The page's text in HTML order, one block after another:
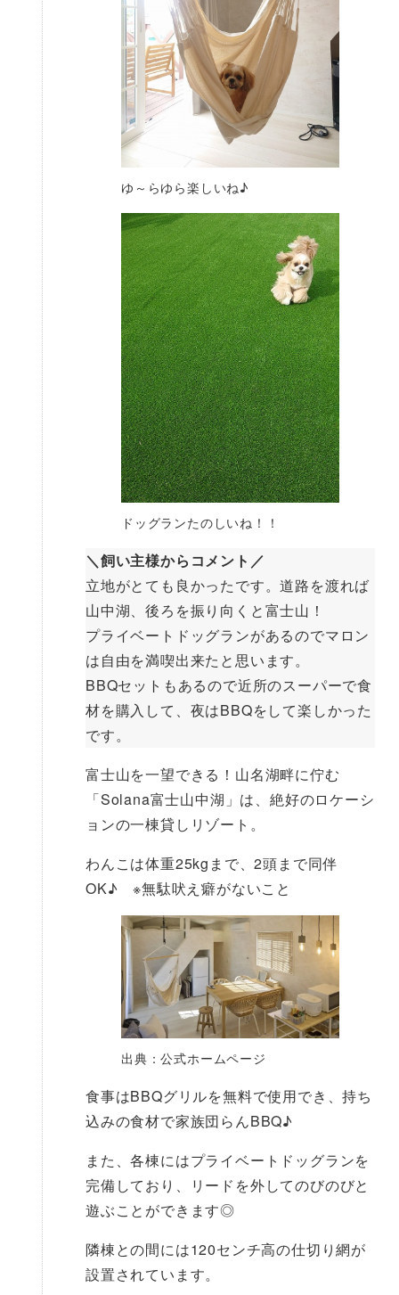
ゆ～らゆら楽しいね♪
ドッグランたのしいね！！
＼飼い主様からコメント／
立地がとても良かったです。道路を渡れば
山中湖、後ろを振り向くと富士山！
プライベートドッグランがあるのでマロン
は自由を満喫出来たと思います。
BBQセットもあるので近所のスーパーで食
材を購入して、夜はBBQをして楽しかった
です。
富士山を一望できる！山名湖畔に佇む
「Solana富士山中湖」は、絶好のロケーシ
ョンの一棟貸しリゾート。
わんこは体重25kgまで、2頭まで同伴
OK♪ ※無駄吠え癖がないこと
出典：公式ホームページ
食事はBBQグリルを無料で使用でき、持ち
込みの食材で家族団らんBBQ♪
また、各棟にはプライベートドッグランを
完備しており、リードを外してのびのびと
遊ぶことができます◎
隣棟との間には120センチ高の仕切り網が
設置されています。